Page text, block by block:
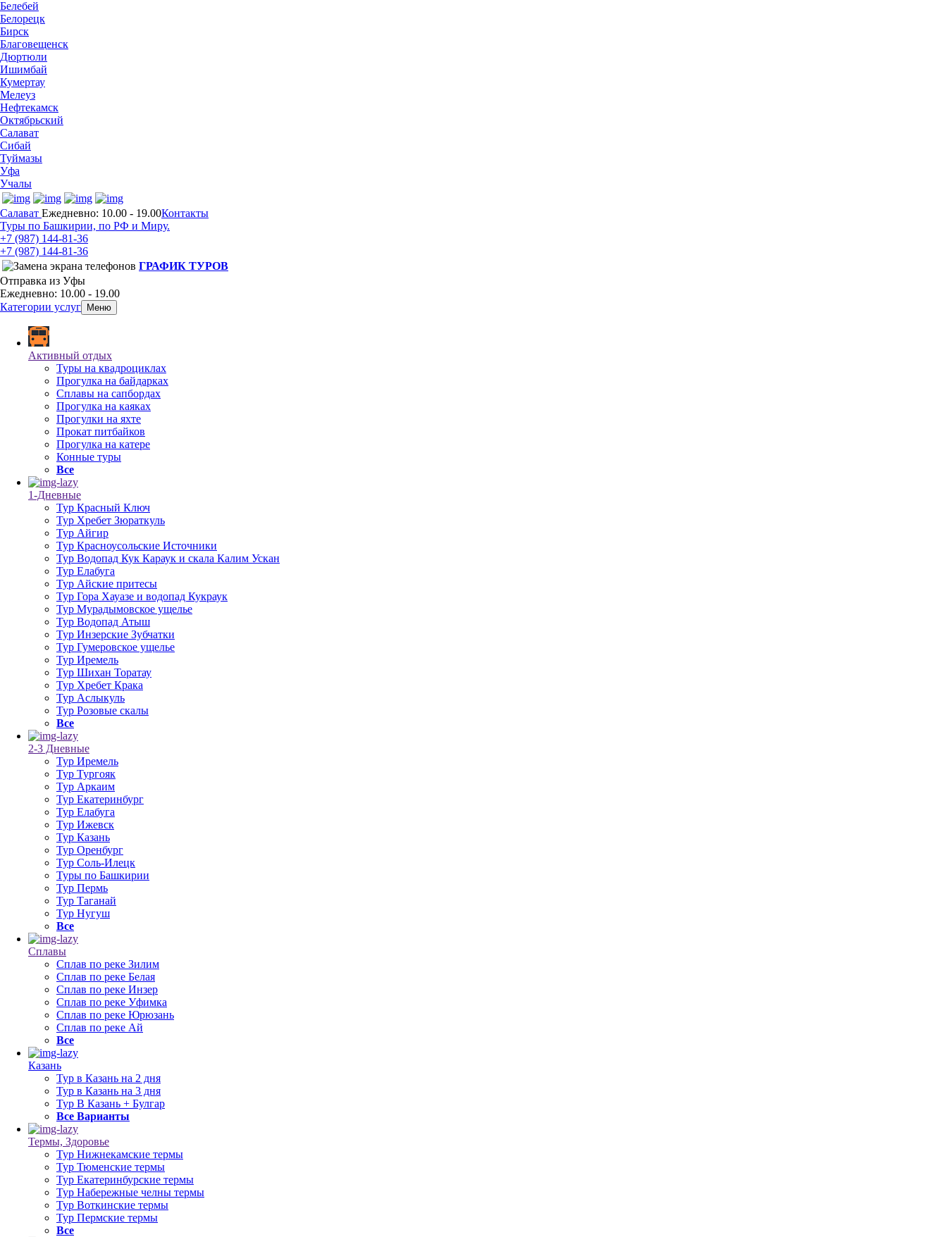
Белебей
Белорецк
Бирск
Благовещенск
Дюртюли
Ишимбай
Кумертау
Мелеуз
Нефтекамск
Октябрьский
Салават
Сибай
Туймазы
Уфа
Учалы
Салават Ежедневно: 10.00 - 19.00Контакты
Туры по Башкирии, по РФ и Миру.
+7 (987) 144-81-36
+7 (987) 144-81-36
ГРАФИК ТУРОВ
Отправка из Уфы
Ежедневно: 10.00 - 19.00
Категории услуг
Меню
Активный отдых
Туры на квадроциклах
Прогулка на байдарках
Сплавы на сапбордах
Прогулка на каяках
Прогулки на яхте
Прокат питбайков
Прогулка на катере
Конные туры
Все
1-Дневные
Тур Красный Ключ
Тур Хребет Зюраткуль
Тур Айгир
Тур Красноусольские Источники
Тур Водопад Кук Караук и скала Калим Ускан
Тур Елабуга
Тур Айские притесы
Тур Гора Хауазе и водопад Кукраук
Тур Мурадымовское ущелье
Тур Водопад Атыш
Тур Инзерские Зубчатки
Тур Гумеровское ущелье
Тур Иремель
Тур Шихан Торатау
Тур Хребет Крака
Тур Аслыкуль
Тур Розовые скалы
Все
2-3 Дневные
Тур Иремель
Тур Тургояк
Тур Аркаим
Тур Екатеринбург
Тур Елабуга
Тур Ижевск
Тур Казань
Тур Оренбург
Тур Соль-Илецк
Туры по Башкирии
Тур Пермь
Тур Таганай
Тур Нугуш
Все
Сплавы
Сплав по реке Зилим
Сплав по реке Белая
Сплав по реке Инзер
Сплав по реке Уфимка
Сплав по реке Юрюзань
Сплав по реке Ай
Все
Казань
Тур в Казань на 2 дня
Тур в Казань на 3 дня
Тур В Казань + Булгар
Все Варианты
Термы, Здоровье
Тур Нижнекамские термы
Тур Тюменские термы
Тур Екатеринбурские термы
Тур Набережные челны термы
Тур Воткинские термы
Тур Пермские термы
Все